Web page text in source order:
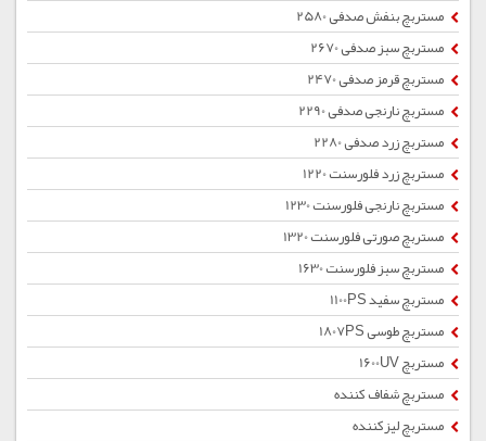
مستربچ بنفش صدفی 2580
مستربچ سبز صدفی 2670
مستربچ قرمز صدفی 2470
مستربچ نارنجی صدفی 2290
مستربچ زرد صدفی 2280
مستربچ زرد فلورسنت 1220
مستربچ نارنجی فلورسنت 1230
مستربچ صورتی فلورسنت 1320
مستربچ سبز فلورسنت 1630
مستربچ سفید 1100PS
مستربچ طوسی 1807PS
مستربچ 1600UV
مستربچ شفاف کننده
مستربچ لیزکننده